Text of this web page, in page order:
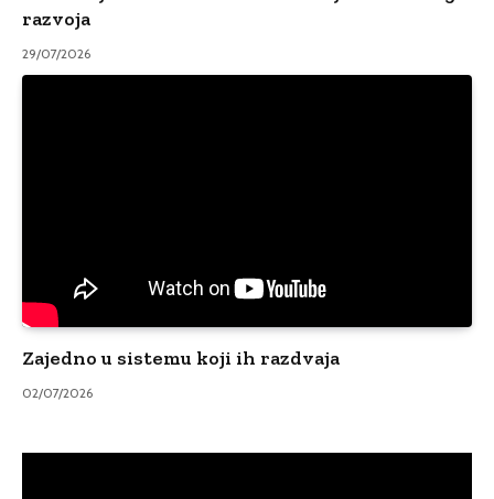
razvoja
29/07/2026
Zajedno u sistemu koji ih razdvaja
02/07/2026